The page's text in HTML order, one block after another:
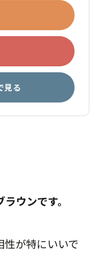
見る
ウンです。
が特にいいで